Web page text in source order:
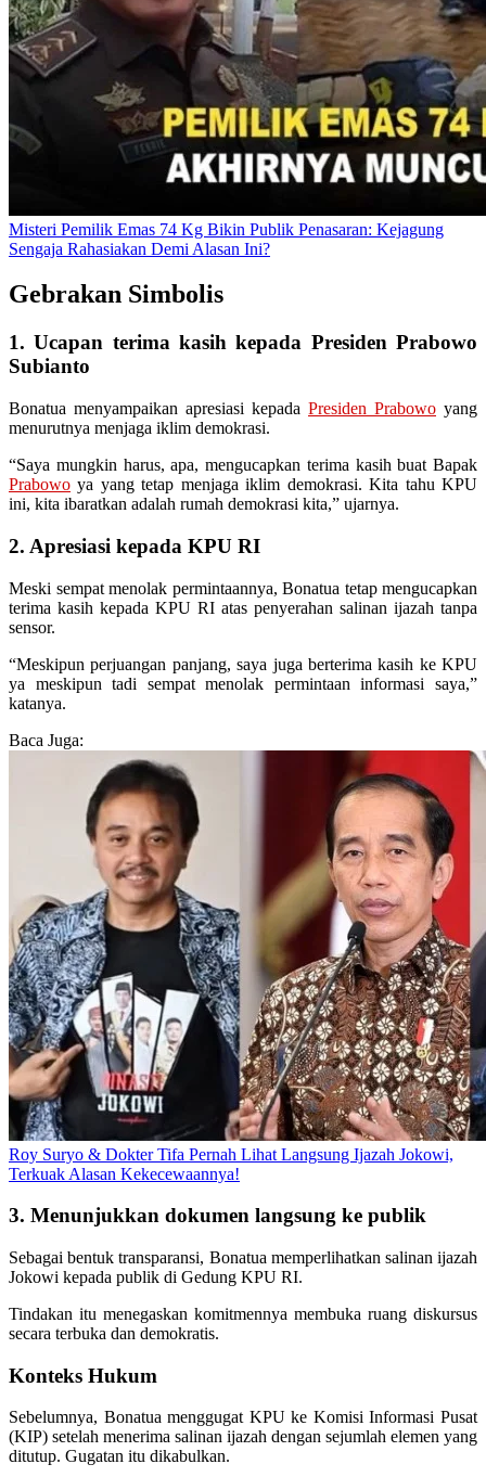
Misteri Pemilik Emas 74 Kg Bikin Publik Penasaran: Kejagung
Sengaja Rahasiakan Demi Alasan Ini?
Gebrakan Simbolis
1. Ucapan terima kasih kepada Presiden Prabowo
Subianto
Bonatua menyampaikan apresiasi kepada Presiden Prabowo yang
menurutnya menjaga iklim demokrasi.
“Saya mungkin harus, apa, mengucapkan terima kasih buat Bapak
Prabowo ya yang tetap menjaga iklim demokrasi. Kita tahu KPU
ini, kita ibaratkan adalah rumah demokrasi kita,” ujarnya.
2. Apresiasi kepada KPU RI
Meski sempat menolak permintaannya, Bonatua tetap mengucapkan
terima kasih kepada KPU RI atas penyerahan salinan ijazah tanpa
sensor.
“Meskipun perjuangan panjang, saya juga berterima kasih ke KPU
ya meskipun tadi sempat menolak permintaan informasi saya,”
katanya.
Baca Juga:
Roy Suryo & Dokter Tifa Pernah Lihat Langsung Ijazah Jokowi,
Terkuak Alasan Kekecewaannya!
3. Menunjukkan dokumen langsung ke publik
Sebagai bentuk transparansi, Bonatua memperlihatkan salinan ijazah
Jokowi kepada publik di Gedung KPU RI.
Tindakan itu menegaskan komitmennya membuka ruang diskursus
secara terbuka dan demokratis.
Konteks Hukum
Sebelumnya, Bonatua menggugat KPU ke Komisi Informasi Pusat
(KIP) setelah menerima salinan ijazah dengan sejumlah elemen yang
ditutup. Gugatan itu dikabulkan.